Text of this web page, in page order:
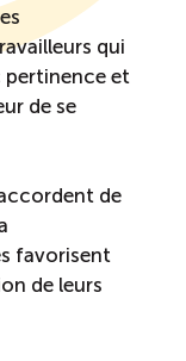
qui
pertinence et
de se
de
favorisent
de leurs